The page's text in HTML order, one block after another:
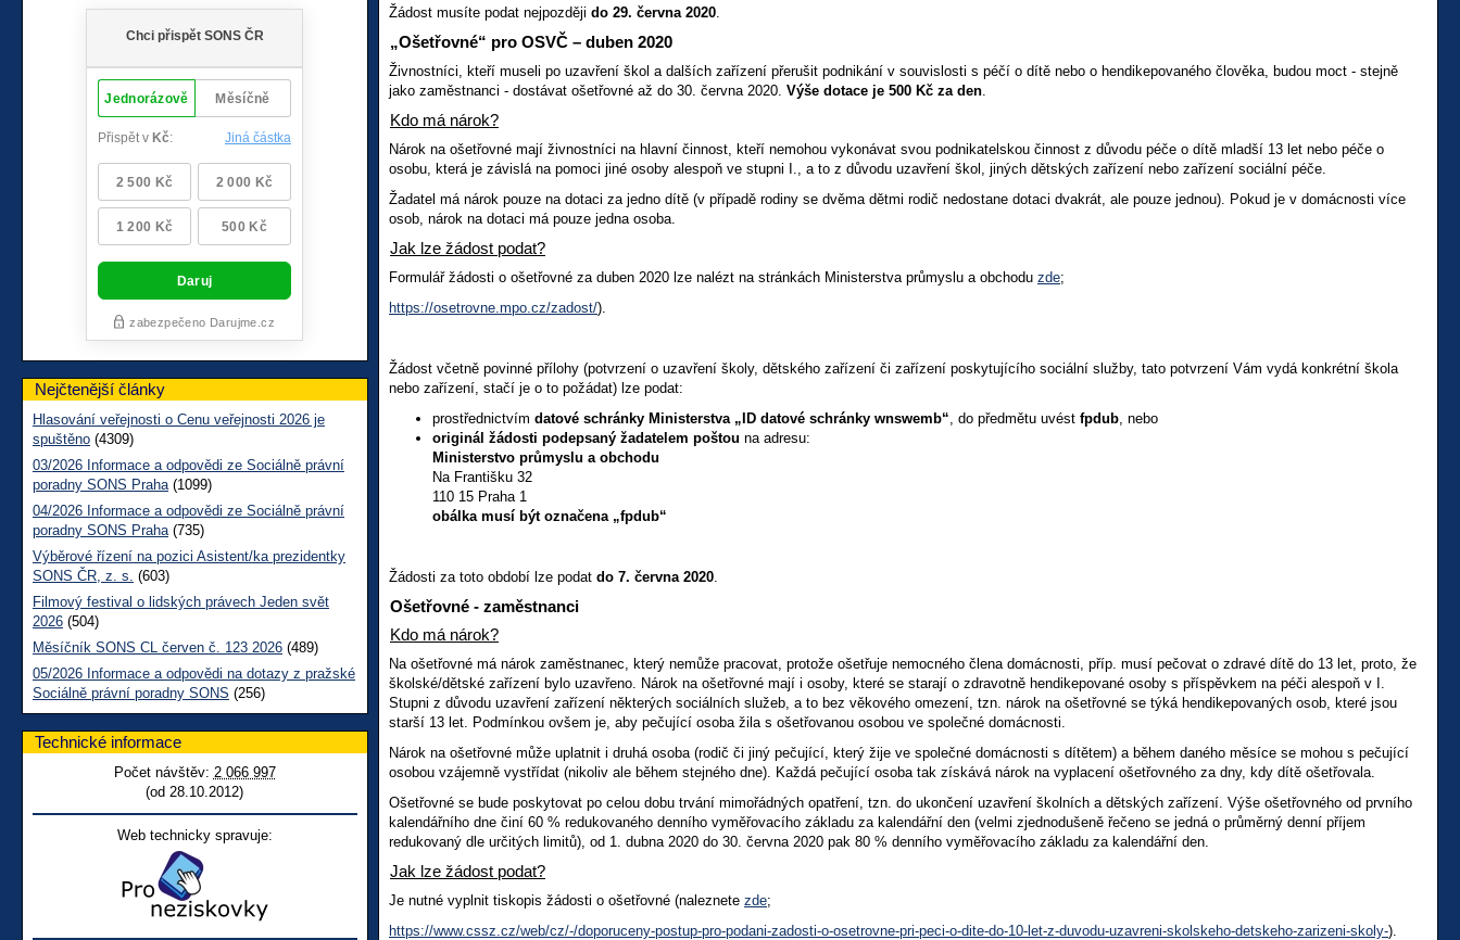
Žádost musíte podat nejpozději do 29. června 2020
„Ošetřovné“ pro OSVČ – duben 2020
Živnostníci, kteří museli po uzavření škol a dalších zařízení přerušit podnikání v souvislosti s péčí o dítě nebo o hendikepovaného člověka, budou moct - stejně
jako zaměstnanci - dostávat ošetřovné až do 30. června 2020. Výše dotace je 500 Kč za den
Kdo má nárok?
Nárok na ošetřovné mají živnostníci na hlavní činnost, kteří nemohou vykonávat svou podnikatelskou činnost z důvodu péče o dítě mladší 13 let nebo péče o
osobu, která je závislá na pomoci jiné osoby alespoň ve stupni I., a to z důvodu uzavření škol, jiných dětských zařízení nebo zařízení sociální péče.
Žadatel má nárok pouze na dotaci za jedno dítě (v případě rodiny se dvěma dětmi rodič nedostane dotaci dvakrát, ale pouze jednou). Pokud je v domácnosti více
osob, nárok na dotaci má pouze jedna osoba.
Jak lze žádost podat?
Formulář žádosti o ošetřovné za duben 2020 lze nalézt na stránkách Ministerstva průmyslu a obchodu zde;
https://osetrovne.mpo.cz/zadost/).
Žádost včetně povinné přílohy (potvrzení o uzavření školy, dětského zařízení či zařízení poskytujícího sociální služby, tato potvrzení Vám vydá konkrétní škola
nebo zařízení, stačí je o to požádat) lze podat:
prostřednictvím datové schránky Ministerstva „ID datové schránky wnswemb“ , do předmětu uvést fpdub , nebo
originál žádosti podepsaný žadatelem poštou na adresu:
Ministerstvo průmyslu a obchodu
Na Františku 32
110 15 Praha 1
obálka musí být označena „fpdub“
Žádosti za toto období lze podat do 7. června 2020
Ošetřovné - zaměstnanci
Kdo má nárok?
Na ošetřovné má nárok zaměstnanec, který nemůže pracovat, protože ošetřuje nemocného člena domácnosti, příp. musí pečovat o zdravé dítě do 13 let, proto, že
školské/dětské zařízení bylo uzavřeno. Nárok na ošetřovné mají i osoby, které se starají o zdravotně hendikepované osoby s příspěvkem na péči alespoň v I.
Stupni z důvodu uzavření zařízení některých sociálních služeb, a to bez věkového omezení, tzn. nárok na ošetřovné se týká hendikepovaných osob, které jsou
starší 13 let. Podmínkou ovšem je, aby pečující osoba žila s ošetřovanou osobou ve společné domácnosti.
Nárok na ošetřovné může uplatnit i druhá osoba (rodič či jiný pečující, který žije ve společné domácnosti s dítětem) a během daného měsíce se mohou s pečující
osobou vzájemně vystřídat (nikoliv ale během stejného dne). Každá pečující osoba tak získává nárok na vyplacení ošetřovného za dny, kdy dítě ošetřovala.
Ošetřovné se bude poskytovat po celou dobu trvání mimořádných opatření, tzn. do ukončení uzavření školních a dětských zařízení. Výše ošetřovného od prvního
kalendářního dne činí 60 % redukovaného denního vyměřovacího základu za kalendářní den (velmi zjednodušeně řečeno se jedná o průměrný denní příjem
redukovaný dle určitých limitů), od 1. dubna 2020 do 30. června 2020 pak 80 % denního vyměřovacího základu za kalendářní den.
Jak lze žádost podat?
Je nutné vyplnit tiskopis žádosti o ošetřovné (naleznete zde;
https://www.cssz.cz/web/cz/-/doporuceny-postup-pro-podani-zadosti-o-osetrovne-pri-peci-o-dite-do-10-let-z-duvodu-uzavreni-skolskeho-detskeho-zarizeni-skoly-).
Nejčtenější články
Hlasování veřejnosti o Cenu veřejnosti 2026 je
spuštěno (4309)
03/2026 Informace a odpovědi ze Sociálně právní
poradny SONS Praha (1099)
04/2026 Informace a odpovědi ze Sociálně právní
poradny SONS Praha (735)
Výběrové řízení na pozici Asistent/ka prezidentky
SONS ČR, z. s. (603)
Filmový festival o lidských právech Jeden svět
2026 (504)
Měsíčník SONS CL červen č. 123 2026 (489)
05/2026 Informace a odpovědi na dotazy z pražské
Sociálně právní poradny SONS (256)
Technické informace
Počet návštěv: 2 066 997
(od 28.10.2012)
Web technicky spravuje: